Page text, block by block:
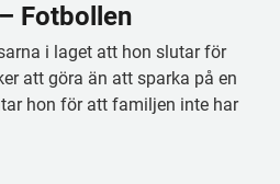
Fotbollen
i laget att hon slutar för
att göra än att sparka på en
hon för att familjen inte har